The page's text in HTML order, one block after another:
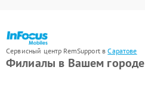
Сервисный центр RemSupport вСаратове
Филиалы в Вашем городе